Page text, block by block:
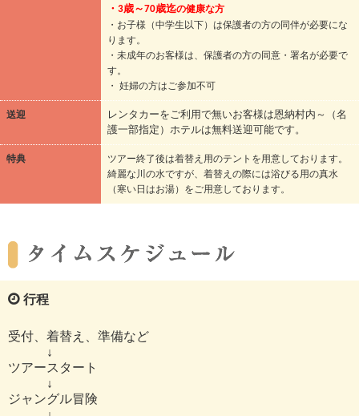
・3歳～70歳迄の健康な方
・お子様（中学生以下）は保護者の方の同伴が必要にな
ります。
・未成年のお客様は、保護者の方の同意・署名が必要で
す。
・ 妊婦の方はご参加不可
送迎
レンタカーをご利用で無いお客様は恩納村内～（名
護一部指定）ホテルは無料送迎可能です。
特典
ツアー終了後は着替え用のテントを用意しております。
綺麗な川の水ですが、着替えの際には浴びる用の真水
（寒い日はお湯）をご用意しております。
行程
受付、着替え、準備など
↓
ツアースタート
↓
ジャングル冒険